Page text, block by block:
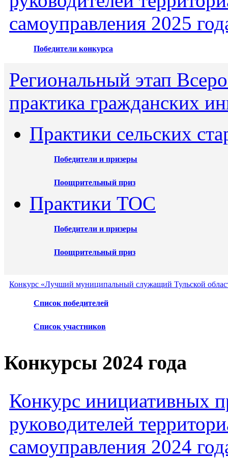
самоуправления 2025
Победители конкурса
Региональный этап
практика гражданских
Практики сельских
Победители и призеры
Поощрительный приз
Практики ТОС
Победители и призеры
Поощрительный приз
Конкурс «Лучший муниципальный служащий Тульской
Список победителей
Список участников
Конкурсы 2024 года
Конкурс инициативных
руководителей
самоуправления 2024